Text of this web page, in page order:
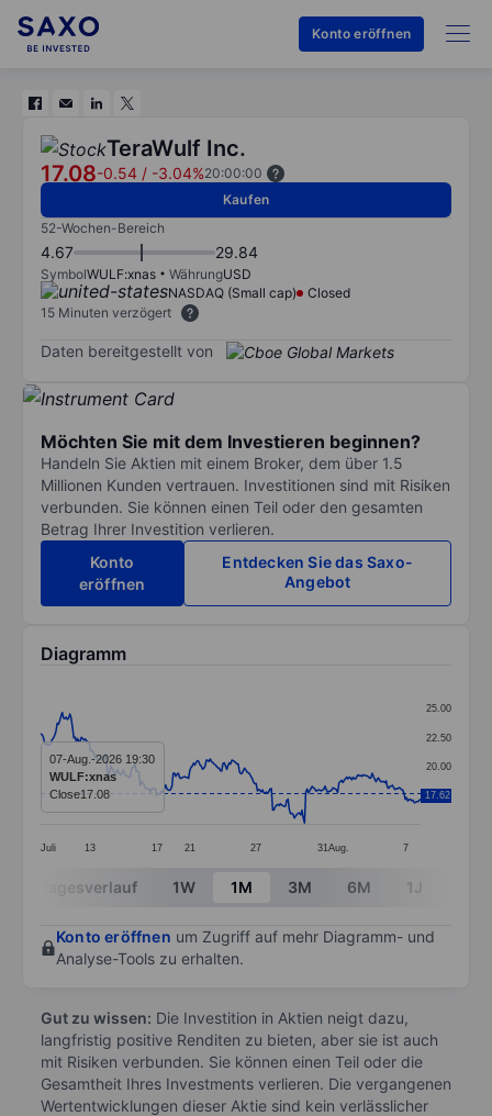
Konto eröffnen
TeraWulf Inc.
17.08-0.54 / -3.04%20:00:00
Kaufen
52-Wochen-Bereich
4.67 29.84
SymbolWULF:xnas WährungUSD
NASDAQ (Small cap)
Closed
15 Minuten verzögert
Daten bereitgestellt von
Möchten Sie mit dem Investieren beginnen?
Handeln Sie Aktien mit einem Broker, dem über 1.5
Millionen Kunden vertrauen. Investitionen sind mit Risiken
verbunden. Sie können einen Teil oder den gesamten
Betrag Ihrer Investition verlieren.
Konto
eröffnen
Entdecken Sie das Saxo-
Angebot
Diagramm
Line chart with 299 data points.
The chart has 1 X axis displaying categories.
The chart has 1 Y axis displaying values. Data
Juli 13 17 21 27 31 Aug. 7
17.50
20.00
22.50
25.00
17.62
07-Aug.-2026 19:30
WULF:xnas
Close17.08
End of interactive chart.
Tagesverlauf 1W 1M 3M 6M 1J
Konto eröffnen um Zugriff auf mehr Diagramm- und
Analyse-Tools zu erhalten.
Gut zu wissen: Die Investition in Aktien neigt dazu,
langfristig positive Renditen zu bieten, aber sie ist auch
mit Risiken verbunden. Sie können einen Teil oder die
Gesamtheit Ihres Investments verlieren. Die vergangenen
Wertentwicklungen dieser Aktie sind kein verlässlicher